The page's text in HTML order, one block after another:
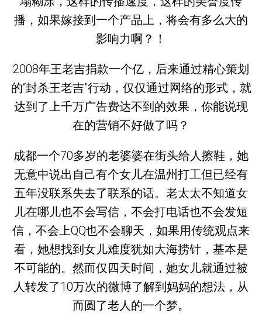
播，如果嫁接到一个产品上，将会有多么大的
影响力啊？！
2008年王老吉捐款一个亿，后来通过精心策划
的“封杀王老吉”行动，仅仅通过网络的形式，就
达到了上千万广告费达不到的效果，你能说现
在的营销不好做了吗？
成都一个70多岁的老婆婆在街头给人擦鞋，她
无意中说出自己有个女儿在温州打工但已经有
五年没联系失去了联系的话。老太太不知道女
儿在哪儿也不会写信，不会打电话也不会发短
信，不会上QQ也不会聊天，如果用传统观点来
看，她想找到女儿难度犹如大海捞针，基本是
不可能的。然而仅四天时间，她女儿就通过被
人转发了10万次的微博了解到妈妈的想法，从
而圆了老人的一个梦。